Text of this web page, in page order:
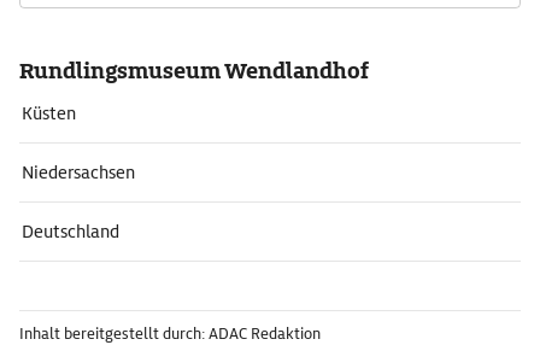
Rundlingsmuseum Wendlandhof
Küsten
Niedersachsen
Deutschland
Inhalt bereitgestellt durch: ADAC Redaktion